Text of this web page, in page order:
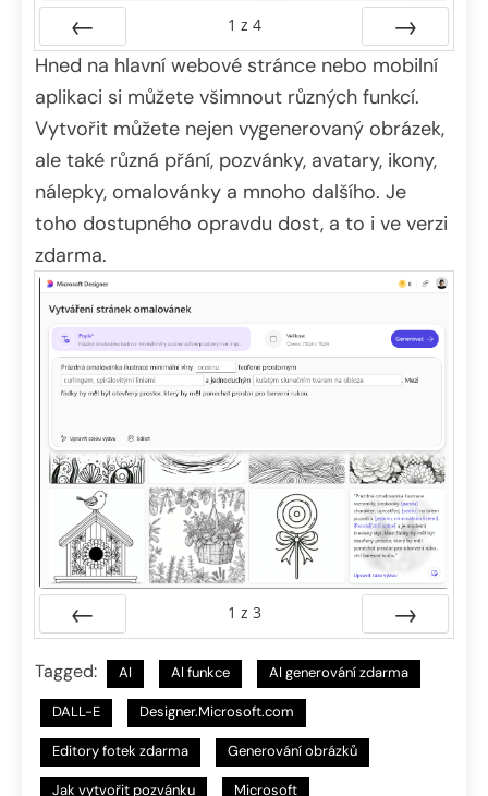
Předchozí
1 z 4
Další
Hned na hlavní webové stránce nebo mobilní
aplikaci si můžete všimnout různých funkcí.
Vytvořit můžete nejen vygenerovaný obrázek,
ale také různá přání, pozvánky, avatary, ikony,
nálepky, omalovánky a mnoho dalšího. Je
toho dostupného opravdu dost, a to i ve verzi
zdarma.
1 z 3
Tagged: AI AI funkce AI generování zdarma
DALL-E Designer.Microsoft.com
Editory fotek zdarma Generování obrázků
Jak vytvořit pozvánku Microsoft